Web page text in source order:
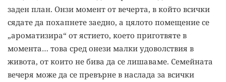
заден план. Онзи момент от вечерта, в който всички
сядате да похапнете заедно, а цялото помещение се
„ароматизира“ от ястието, което приготвяте в
момента… това сред онези малки удоволствия в
живота, от които не бива да се лишаваме. Семейната
вечеря може да се превърне в наслада за всички